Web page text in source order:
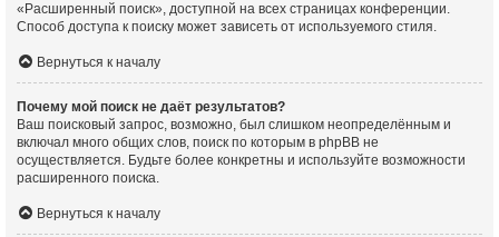
«Расширенный поиск», доступной на всех страницах конференции.
Способ доступа к поиску может зависеть от используемого стиля.
Вернуться к началу
Почему мой поиск не даёт результатов?
Ваш поисковый запрос, возможно, был слишком неопределённым и
включал много общих слов, поиск по которым в phpBB не
осуществляется. Будьте более конкретны и используйте возможности
расширенного поиска.
Вернуться к началу